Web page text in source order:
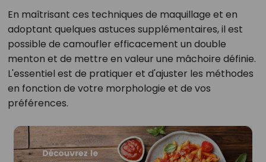
En maîtrisant ces techniques de maquillage et en
adoptant quelques astuces supplémentaires, il est
possible de camoufler efficacement un double
menton et de mettre en valeur une mâchoire définie.
L'essentiel est de pratiquer et d'ajuster les méthodes
en fonction de votre morphologie et de vos
préférences.